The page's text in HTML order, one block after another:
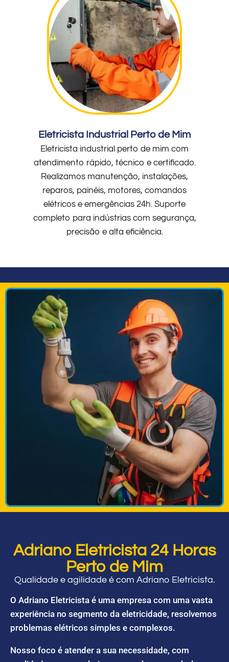
Eletricista Industrial Perto de Mim
Eletricista industrial perto de mim com
atendimento rápido, técnico e certificado.
Realizamos manutenção, instalações,
reparos, painéis, motores, comandos
elétricos e emergências 24h. Suporte
completo para indústrias com segurança,
precisão e alta eficiência.
Adriano Eletricista 24 Horas
Perto de Mim
Qualidade e agilidade é com Adriano Eletricista.
O Adriano Eletricista é uma empresa com uma vasta
experiência no segmento da eletricidade, resolvemos
problemas elétricos simples e complexos.
Nosso foco é atender a sua necessidade, com